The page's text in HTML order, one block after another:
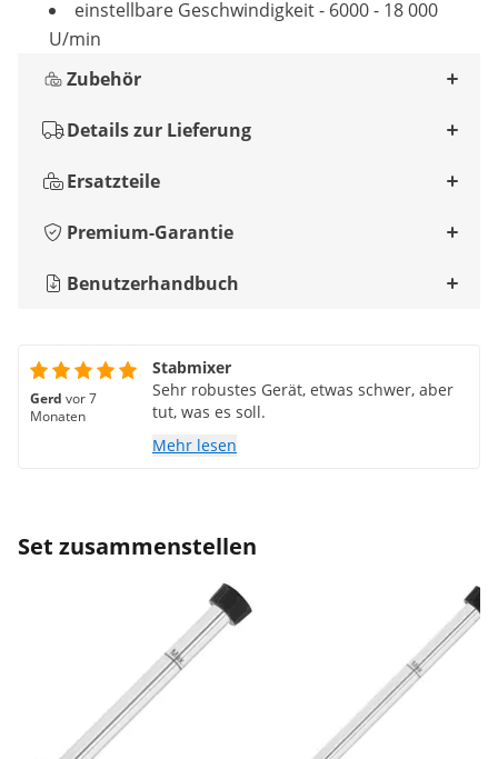
einstellbare Geschwindigkeit - 6000 - 18 000
U/min
Zubehör
Details zur Lieferung
Ersatzteile
Premium-Garantie
Benutzerhandbuch
Gerd vor 7
Monaten
Stabmixer
Sehr robustes Gerät, etwas schwer, aber
tut, was es soll.
Mehr lesen
Set zusammenstellen